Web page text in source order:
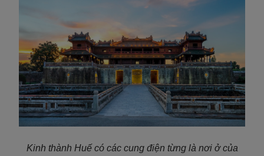
Kinh thành Huế có các cung điện từng là nơi ở của